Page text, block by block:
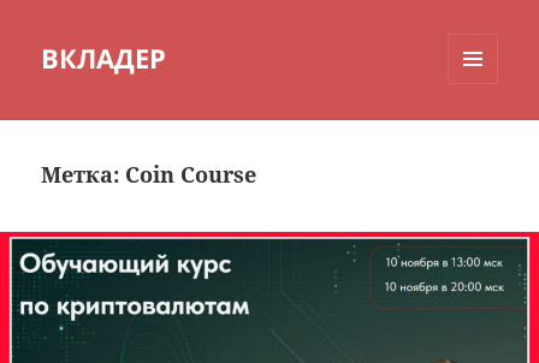
ВКЛАДЕР
Метка: Coin Course